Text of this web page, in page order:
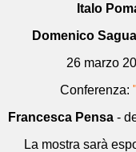
Italo
Domenico
26 marzo
Conferenza:
Francesca Pensa -
La mostra sarà